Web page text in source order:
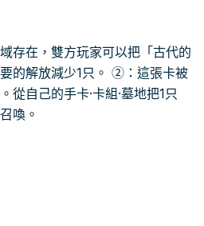
存在，雙方玩家可以把「古代的
的解放減少1只。 ②：這張卡被
從自己的手卡·卡組·墓地把1只
喚。